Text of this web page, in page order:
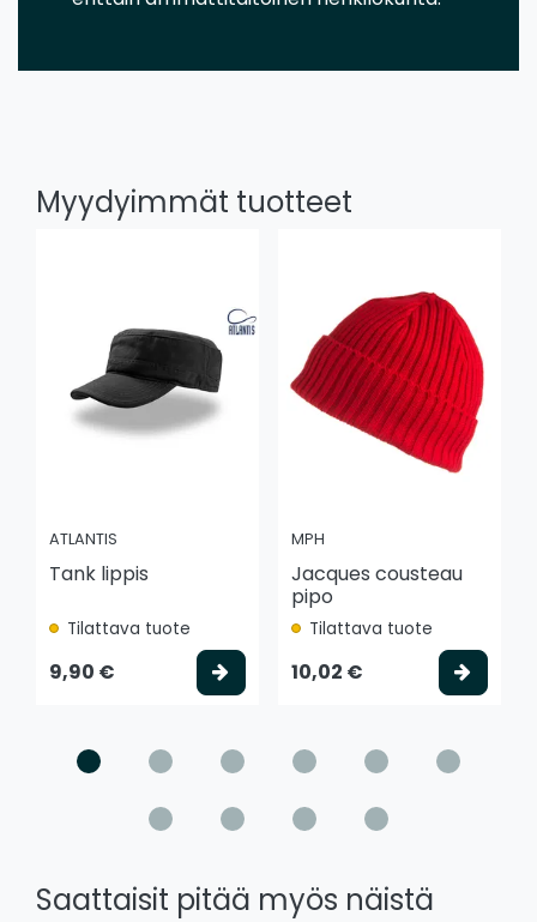
Myydyimmät tuotteet
ATLANTIS
Tank lippis
Tilattava tuote
9,90 € Valitse vaihtoehto
MPH
Jacques cousteau
pipo
Tilattava tuote
10,02 €
Saattaisit pitää myös näistä